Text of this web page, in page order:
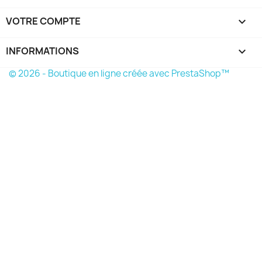
VOTRE COMPTE 
INFORMATIONS keyboard_arrow_down
© 2026 - Boutique en ligne créée avec PrestaShop™